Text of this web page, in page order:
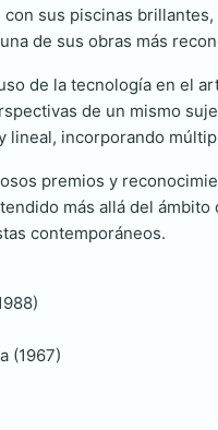
sus piscinas
de sus obras más
de la tecnología en el
de un mismo
incorporando
premios y
más allá del
contemporáneos.
(1967)